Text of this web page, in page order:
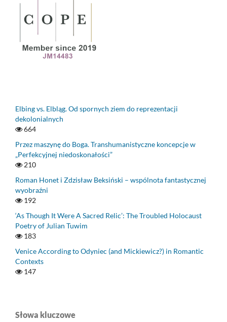
Elbing vs. Elbląg. Od spornych ziem do reprezentacji
dekolonialnych
664
Przez maszynę do Boga. Transhumanistyczne koncepcje w
„Perfekcyjnej niedoskonałości”
210
Roman Honet i Zdzisław Beksiński – wspólnota fantastycznej
wyobraźni
192
‘As Though It Were A Sacred Relic’: The Troubled Holocaust
Poetry of Julian Tuwim
183
Venice According to Odyniec (and Mickiewicz?) in Romantic
Contexts
147
Słowa kluczowe